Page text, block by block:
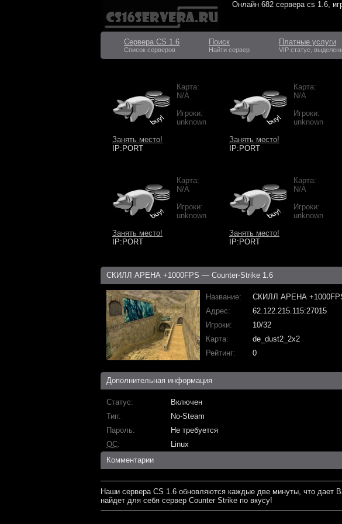
Онлайн 682 сервера cs 1.6,
Сервера CS 1.6
Список серверов
Поиск
Найти сервер
Платные услуги
VIP статус,
Карта:
N/A
Игроки:
unknown
Занять место!
IP:PORT
Карта:
N/A
Игроки:
unknown
Занять место!
IP:PORT
Карта:
N/A
Игроки:
unknown
Занять место!
IP:PORT
Карта:
N/A
Игроки:
unknown
Занять место!
IP:PORT
СКИЛЛ АРЕНА +1000FPS — Counter-Strike 1.6
Название
СКИЛЛ АРЕНА
Адрес
62.122.215.115:27015
Игроки
10/32
Карта
de_dust2_2x2
Рейтинг
0
Дополнительная информация
Статус
Включен
Тип
No-Steam
Пароль
Не требуется
ОС
Linux
Комментарии
Наши сервера CS 1.6 обновляются каждые две минуты, что
найдет для себя сервер Counter Strike по вкусу!